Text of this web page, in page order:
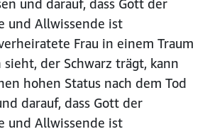
und darauf, dass Gott der
und Allwissende ist
Frau in einem Traum
der Schwarz trägt, kann
hohen Status nach dem Tod
darauf, dass Gott der
und Allwissende ist